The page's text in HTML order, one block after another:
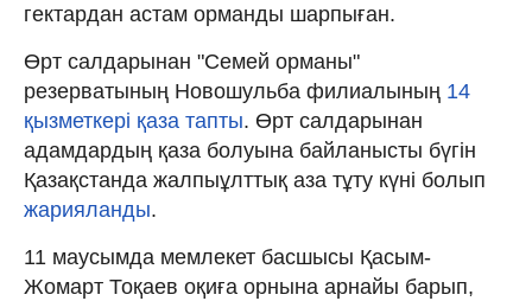
гектардан астам орманды шарпыған.
Өрт салдарынан "Семей орманы"
резерватының Новошульба филиалының 14
қызметкері қаза тапты. Өрт салдарынан
адамдардың қаза болуына байланысты бүгін
Қазақстанда жалпыұлттық аза тұту күні болып
жарияланды.
11 маусымда мемлекет басшысы Қасым-
Жомарт Тоқаев оқиға орнына арнайы барып,